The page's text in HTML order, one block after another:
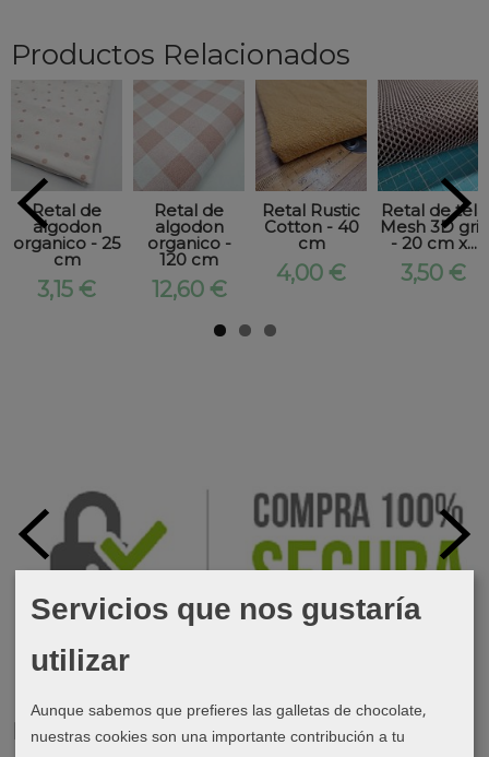
Marcas
Productos Relacionados
Retal de
algodon
organico - 25
cm
3,15 €
Retal de
algodon
organico -
120 cm
12,60 €
Retal Rustic
Cotton - 40
cm
4,00 €
Retal de tela
Mesh 3D gris
- 20 cm x...
3,50 €
Servicios que nos gustaría
utilizar
Aunque sabemos que prefieres las galletas de chocolate,
nuestras cookies son una importante contribución a tu